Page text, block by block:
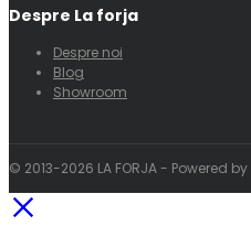
Despre La forja
Despre noi
Blog
Showroom
© 2013-2026 LA FORJA - Powered by